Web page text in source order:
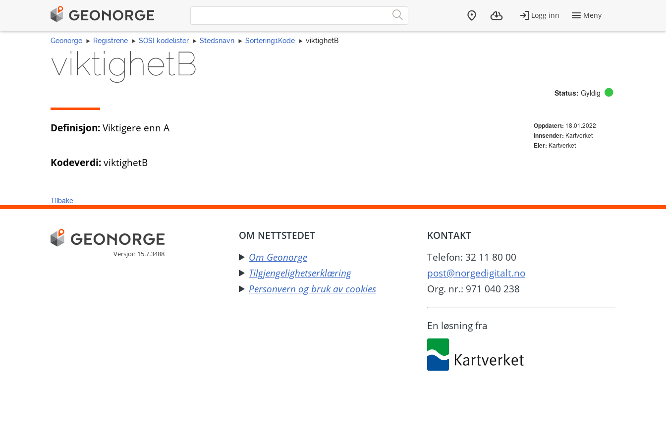
Geonorge Registrene SOSI kodelister Stedsnavn Sortering1Kode viktighetB
viktighetB
Status: Gyldig
Definisjon: Viktigere enn A Oppdatert: 18.01.2022
Innsender: Kartverket
Eier: Kartverket
Kodeverdi: viktighetB
Tilbake